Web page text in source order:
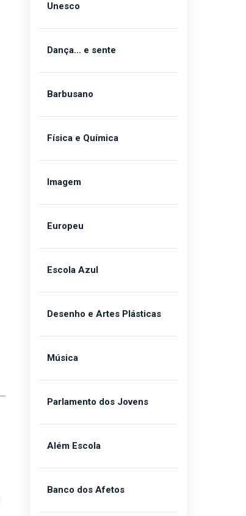
Unesco
Dança… e sente
Barbusano
Física e Química
Imagem
Europeu
Escola Azul
Desenho e Artes Plásticas
Música
Parlamento dos Jovens
Além Escola
Banco dos Afetos